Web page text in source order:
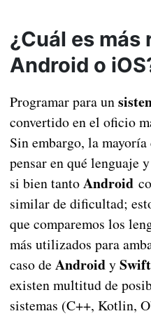
¿Cuál es más
Android o
Programar para un
convertido en el oficio
Sin embargo, la mayoría
pensar en qué lenguaje
si bien tantoAndroid
similar de dificultad;
que comparemos los
más utilizados para
caso de AndroidySwift
existen multitud de
sistemas (C++, Kotlin,